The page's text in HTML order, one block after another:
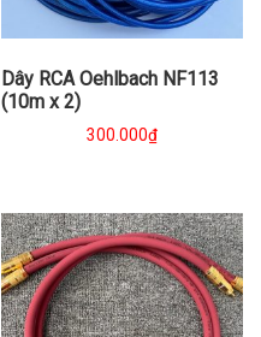
Dây RCA Oehlbach NF113
(10m x 2)
300.000₫